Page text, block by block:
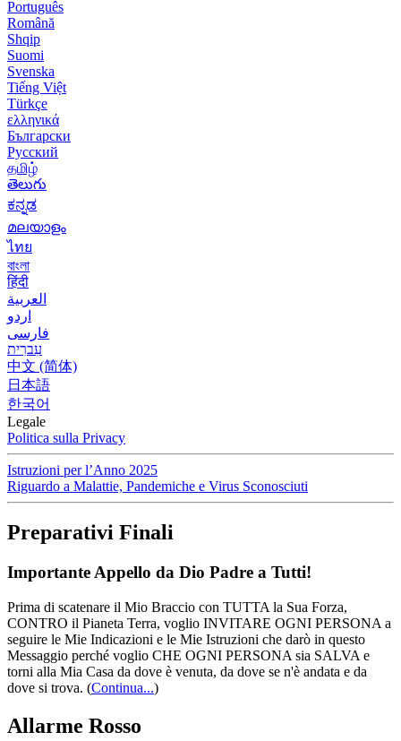
Português
Română
Shqip
Suomi
Svenska
Tiếng Việt
Türkçe
ελληνικά
Български
Русский
தமிழ்
తెలుగు
ಕನ್ನಡ
മലയാളം
ไทย
বাংলা
हिंदी
العربية
اردو
فارسی
עִברִית
中文 (简体)
日本語
한국어
Legale
Politica sulla Privacy
Istruzioni per l’Anno 2025
Riguardo a Malattie, Pandemiche e Virus Sconosciuti
Preparativi Finali
Importante Appello da Dio Padre a Tutti!
Prima di scatenare il Mio Braccio con TUTTA la Sua Forza,
CONTRO il Pianeta Terra, voglio INVITARE OGNI PERSONA a
seguire le Mie Indicazioni e le Mie Istruzioni che darò in questo
Messaggio perché voglio CHE OGNI PERSONA sia SALVA e
torni alla Mia Casa da dove è venuta, da dove se n'è andata e da
dove si trova. (Continua...)
Allarme Rosso